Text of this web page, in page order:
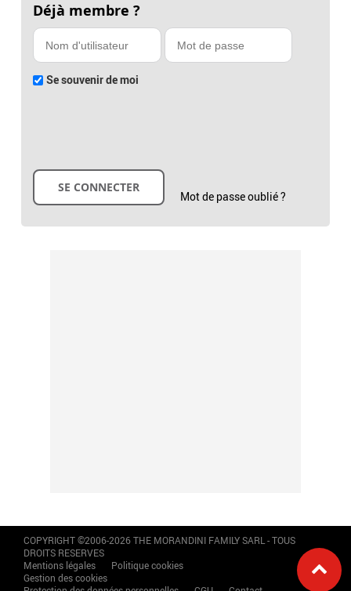
Déjà membre ?
Se souvenir de moi
Mot de passe oublié ?
COPYRIGHT ©2006-2026 THE MORANDINI FAMILY SARL - TOUS
DROITS RESERVES
Mentions légales
Politique cookies
Gestion des cookies